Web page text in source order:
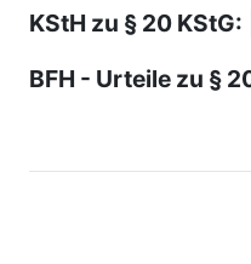
KStH zu § 20 KStG:
BFH - Urteile zu §